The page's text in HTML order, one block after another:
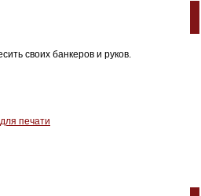
своих банкеров и руков.
печати